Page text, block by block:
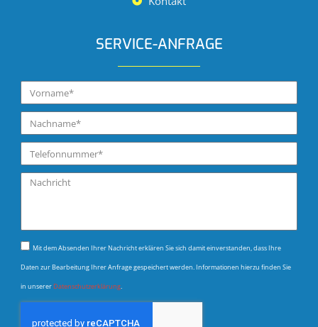
SERVICE-ANFRAGE
Mit dem Absenden Ihrer Nachricht erklären Sie sich damit einverstanden, dass Ihre
Daten zur Bearbeitung Ihrer Anfrage gespeichert werden. Informationen hierzu finden Sie
in unsererDatenschutzerklärung.